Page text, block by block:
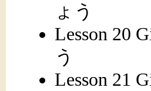
ょう
Lesson 20
う
Lesson 21